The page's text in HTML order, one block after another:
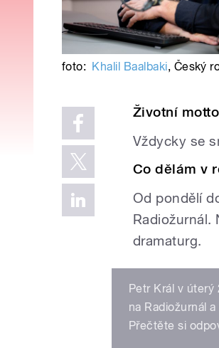
foto: Khalil Baalbaki, Český
Životní
Vždycky se
Co dělám v
Od pondělí
Radiožurnál.
dramaturg.
Petr Král v úterý
na Radiožurnál
Přečtěte si